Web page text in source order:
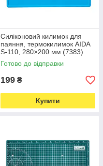
Силіконовий килимок для
паяння, термокилимок AIDA
S-110, 280×200 мм (7383)
Готово до відправки
199 ₴
Купити